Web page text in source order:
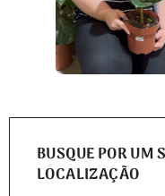
BUSQUE POR UM
LOCALIZAÇÃO